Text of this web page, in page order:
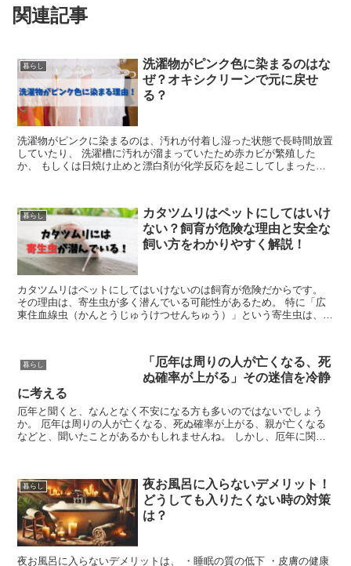
関連記事
暮らし
洗濯物がピンク色に染まるのはな
ぜ？オキシクリーンで元に戻せ
る？
洗濯物がピンクに染まるのは、汚れが付着し湿った状態で長時間放置
していたり、 洗濯槽に汚れが溜まっていたため赤カビが繁殖した
か、 もしくは日焼け止めと漂白剤が化学反応を起こしてしまったか
暮らし
カタツムリはペットにしてはいけ
ない？飼育が危険な理由と安全な
飼い方をわかりやすく解説！
カタツムリはペットにしてはいけないのは飼育が危険だからです。
その理由は、寄生虫が多く潜んでいる可能性があるため。 特に「広
東住血線虫（かんとうじゅうけつせんちゅう）」という寄生虫は、人
もあり、生き物への理解を深める良いきっかけになることも。 本記
事では、そんなカタツムリの基本情報から、よく似たナメクジとの違
い、安全な飼い方まで、正しく楽しく学べる内容をわかりやすく解説
します。
暮らし
「厄年は周りの人が亡くなる、死
ぬ確率が上がる」その迷信を冷静
に考える
厄年と聞くと、なんとなく不安になる方も多いのではないでしょう
か。 厄年は周りの人が亡くなる、死ぬ確率が上がる、親が亡くなる
などと、聞いたことがあるかもしれませんね。 しかし、厄年に関す
も、過度な心配かもしれません。 本記事では、厄年に対する考え方
を見直し、前向きに過ごすためのヒントを紹介します。
暮らし
夜お風呂に入らないデメリット！
どうしても入りたくない時の対策
は？
夜お風呂に入らないデメリットは、 ・睡眠の質の低下 ・皮膚の健康